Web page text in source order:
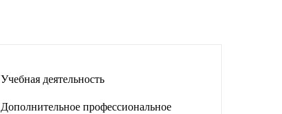
Учебная деятельность
Дополнительное профессиональное